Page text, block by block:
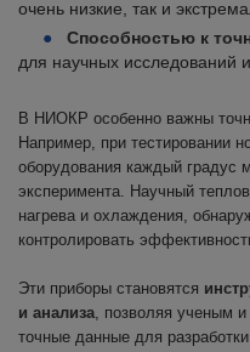
очень низкие, так и
Способностью к
для научных исследований
В НИОКР особенно важны
Например, при тестировании
оборудования каждый градус
эксперимента. Научный
нагрева и охлаждения,
контролировать
Эти приборы становятся
и анализа, позволяя ученым и
точные данные для